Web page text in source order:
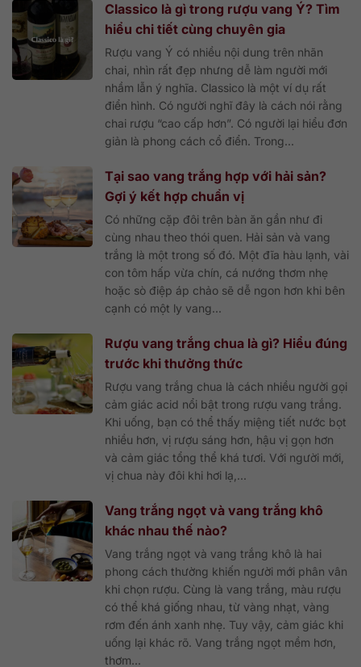
Classico là gì trong rượu vang Ý? Tìm
hiểu chi tiết cùng chuyên gia
Rượu vang Ý có nhiều nội dung trên nhãn
chai, nhìn rất đẹp nhưng dễ làm người mới
nhầm lẫn ý nghĩa. Classico là một ví dụ rất
điển hình. Có người nghĩ đây là cách nói rằng
chai rượu “cao cấp hơn”. Có người lại hiểu đơn
giản là phong cách cổ điển. Trong...
Tại sao vang trắng hợp với hải sản?
Gợi ý kết hợp chuẩn vị
Có những cặp đôi trên bàn ăn gần như đi
cùng nhau theo thói quen. Hải sản và vang
trắng là một trong số đó. Một đĩa hàu lạnh, vài
con tôm hấp vừa chín, cá nướng thơm nhẹ
hoặc sò điệp áp chảo sẽ dễ ngon hơn khi bên
cạnh có một ly vang...
Rượu vang trắng chua là gì? Hiểu đúng
trước khi thưởng thức
Rượu vang trắng chua là cách nhiều người gọi
cảm giác acid nổi bật trong rượu vang trắng.
Khi uống, bạn có thể thấy miệng tiết nước bọt
nhiều hơn, vị rượu sáng hơn, hậu vị gọn hơn
và cảm giác tổng thể khá tươi. Với người mới,
vị chua này đôi khi hơi lạ,...
Vang trắng ngọt và vang trắng khô
khác nhau thế nào?
Vang trắng ngọt và vang trắng khô là hai
phong cách thường khiến người mới phân vân
khi chọn rượu. Cùng là vang trắng, màu rượu
có thể khá giống nhau, từ vàng nhạt, vàng
rơm đến ánh xanh nhẹ. Tuy vậy, cảm giác khi
uống lại khác rõ. Vang trắng ngọt mềm hơn,
thơm...